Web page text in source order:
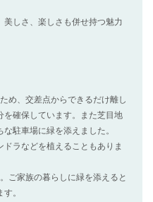
しさ、楽しさも併せ持つ魅力
め、交差点からできるだけ離し
を確保しています。また芝目地
駐車場に緑を添えました。
ドラなどを植えることもありま
ご家族の暮らしに緑を添えると
。